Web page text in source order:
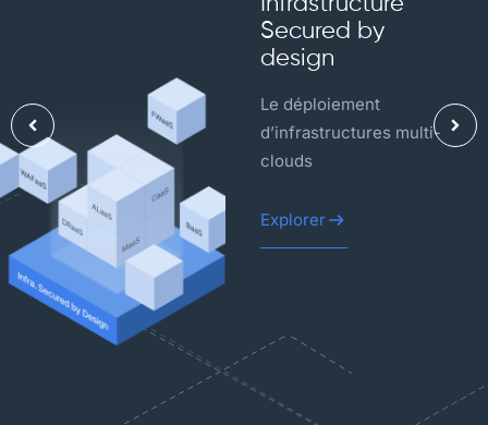
Secured by
design
Le déploiement
d’infrastructures multi-
clouds
Explorer